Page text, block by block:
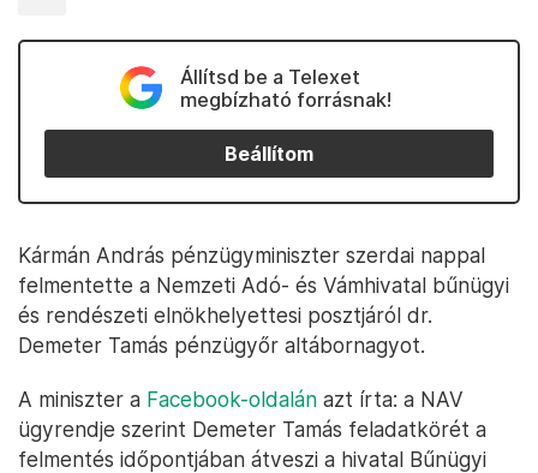
Állítsd be a Telexet
megbízható forrásnak!
Beállítom
Kármán András pénzügyminiszter szerdai nappal
felmentette a Nemzeti Adó- és Vámhivatal bűnügyi
és rendészeti elnökhelyettesi posztjáról dr.
Demeter Tamás pénzügyőr altábornagyot.
A miniszter a Facebook-oldalán azt írta: a NAV
ügyrendje szerint Demeter Tamás feladatkörét a
felmentés időpontjában átveszi a hivatal Bűnügyi